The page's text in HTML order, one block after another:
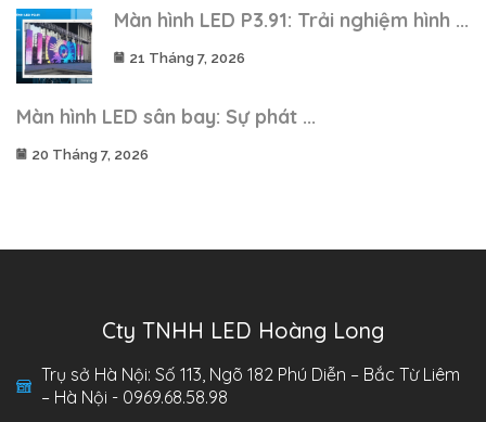
Màn hình LED P3.91: Trải nghiệm hình ...
21 Tháng 7, 2026
Màn hình LED sân bay: Sự phát ...
20 Tháng 7, 2026
Cty TNHH LED Hoàng Long
Trụ sở Hà Nội: Số 113, Ngõ 182 Phú Diễn – Bắc Từ Liêm
– Hà Nội - 0969.68.58.98